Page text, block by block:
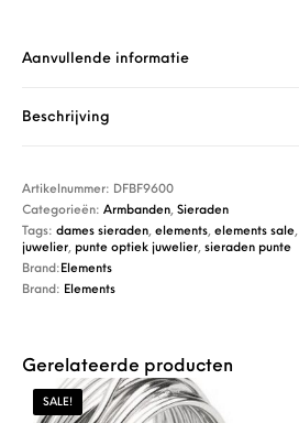
Aanvullende informatie
Beschrijving
Artikelnummer: DFBF9600
Categorieën:Armbanden,Sieraden
Tags:dames sieraden,elements,elements sale,
juwelier, punte optiek juwelier,sieraden punte
Brand: Elements
Brand: Elements
Gerelateerde producten
SALE!